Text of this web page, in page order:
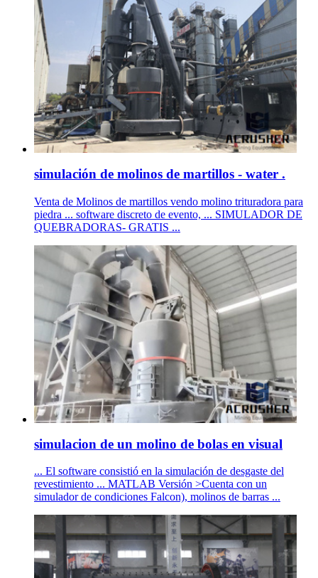
simulación de molinos de martillos - water .
Venta de Molinos de martillos vendo molino trituradora para
piedra ... software discreto de evento, ... SIMULADOR DE
QUEBRADORAS- GRATIS ...
simulacion de un molino de bolas en visual
... El software consistió en la simulación de desgaste del
revestimiento ... MATLAB Versión >Cuenta con un
simulador de condiciones Falcon), molinos de barras ...